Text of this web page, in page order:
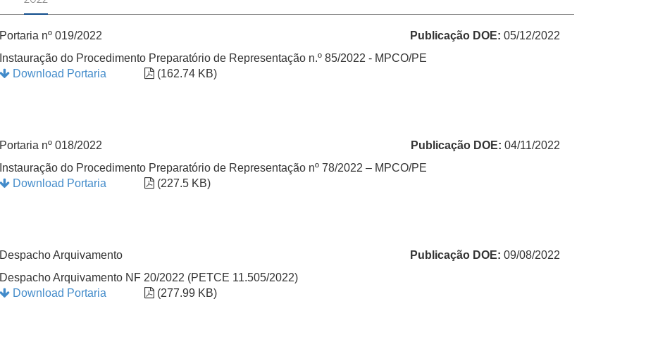
Portaria nº 019/2022 Publicação DOE: 05/12/2022
Instauração do Procedimento Preparatório de Representação n.º 85/2022 - MPCO/PE
Download Portaria
(162.74 KB)
Portaria nº 018/2022 Publicação DOE: 04/11/2022
Instauração do Procedimento Preparatório de Representação nº 78/2022 – MPCO/PE
Download Portaria
(227.5 KB)
Despacho Arquivamento Publicação DOE: 09/08/2022
Despacho Arquivamento NF 20/2022 (PETCE 11.505/2022)
Download Portaria
(277.99 KB)